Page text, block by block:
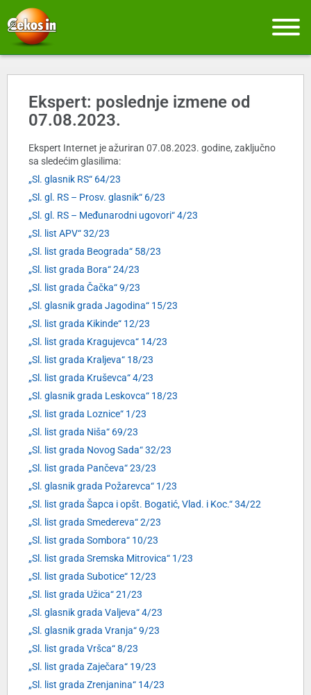
Ekspert: poslednje izmene od
07.08.2023.
Ekspert Internet je ažuriran 07.08.2023. godine, zaključno
sa sledećim glasilima:
„Sl. glasnik RS“ 64/23
„Sl. gl. RS – Prosv. glasnik“ 6/23
„Sl. gl. RS – Međunarodni ugovori“ 4/23
„Sl. list APV“ 32/23
„Sl. list grada Beograda“ 58/23
„Sl. list grada Bora“ 24/23
„Sl. list grada Čačka“ 9/23
„Sl. glasnik grada Jagodina“ 15/23
„Sl. list grada Kikinde“ 12/23
„Sl. list grada Kragujevca“ 14/23
„Sl. list grada Kraljeva“ 18/23
„Sl. list grada Kruševca“ 4/23
„Sl. glasnik grada Leskovca“ 18/23
„Sl. list grada Loznice“ 1/23
„Sl. list grada Niša“ 69/23
„Sl. list grada Novog Sada“ 32/23
„Sl. list grada Pančeva“ 23/23
„Sl. glasnik grada Požarevca“ 1/23
„Sl. list grada Šapca i opšt. Bogatić, Vlad. i Koc.“ 34/22
„Sl. list grada Smedereva“ 2/23
„Sl. list grada Sombora“ 10/23
„Sl. list grada Sremska Mitrovica“ 1/23
„Sl. list grada Subotice“ 12/23
„Sl. list grada Užica“ 21/23
„Sl. glasnik grada Valjeva“ 4/23
„Sl. glasnik grada Vranja“ 9/23
„Sl. list grada Vršca“ 8/23
„Sl. list grada Zaječara“ 19/23
„Sl. list grada Zrenjanina“ 14/23